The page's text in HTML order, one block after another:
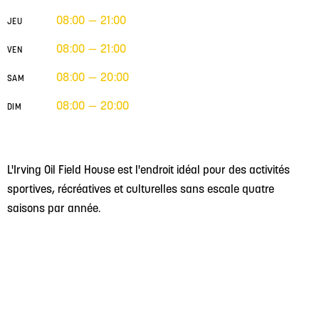
L'Irving Oil Field House est l'endroit idéal pour des activités
sportives, récréatives et culturelles sans escale quatre
saisons par année.
JEU 08:00 — 21:00
VEN 08:00 — 21:00
SAM 08:00 — 20:00
DIM 08:00 — 20:00